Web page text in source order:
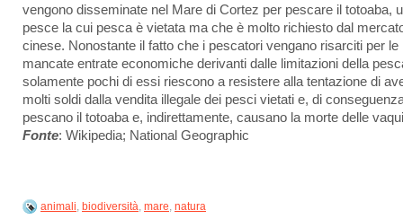
vengono disseminate nel Mare di Cortez per pescare il totoaba,
pesce la cui pesca è vietata ma che è molto richiesto dal
cinese. Nonostante il fatto che i pescatori vengano risarciti per le
mancate entrate economiche derivanti dalle limitazioni della
solamente pochi di essi riescono a resistere alla tentazione di
molti soldi dalla vendita illegale dei pesci vietati e, di
pescano il totoaba e, indirettamente, causano la morte delle
Fonte: Wikipedia; National Geographic
animali, biodiversità, mare, natura